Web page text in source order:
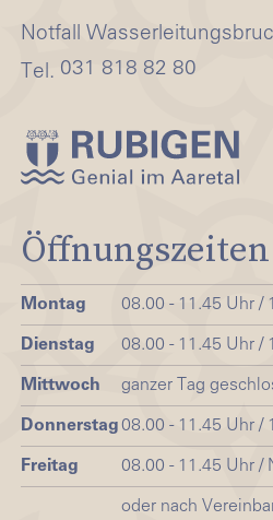
Notfall
Tel. 031 818 82 80
Öffnungszeiten
Montag 08.00 - 11.45 Uhr /
Dienstag 08.00 - 11.45 Uhr /
Mittwoch ganzer Tag
Donnerstag08.00 - 11.45 Uhr /
Freitag 08.00 - 11.45 Uhr /
oder nach